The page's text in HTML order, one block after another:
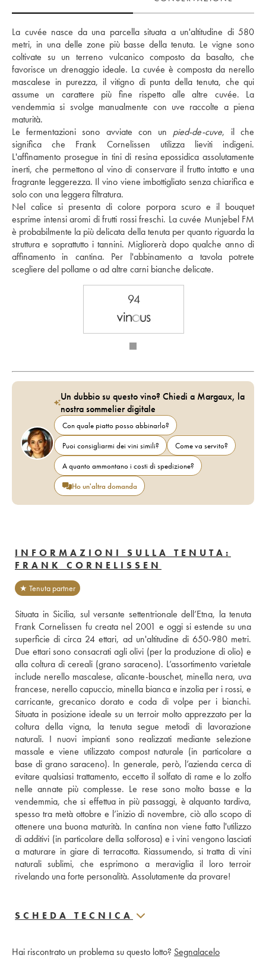
La cuvée nasce da una parcella situata a un'altitudine di 580
metri, in una delle zone più basse della tenuta. Le vigne sono
coltivate su un terreno vulcanico composto da basalto, che
favorisce un drenaggio ideale. La cuvée è composta da nerello
mascalese in purezza, il vitigno di punta della tenuta, che qui
assume un carattere più fine rispetto alle altre cuvée. La
vendemmia si svolge manualmente con uve raccolte a piena
maturità.
Le fermentazioni sono avviate con un pied-de-cuve, il che
significa che Frank Cornelissen utilizza lieviti indigeni.
L'affinamento prosegue in tini di resina epossidica assolutamente
inerti, che permettono al vino di conservare il frutto intatto e una
fragrante leggerezza. Il vino viene imbottigliato senza chiarifica e
solo con una leggera filtratura.
Nel calice si presenta di colore porpora scuro e il bouquet
esprime intensi aromi di frutti rossi freschi. La cuvée Munjebel FM
è probabilmente la più delicata della tenuta per quanto riguarda la
struttura e soprattutto i tannini. Migliorerà dopo qualche anno di
affinamento in cantina. Per l'abbinamento a tavola potrete
scegliere del pollame o ad altre carni bianche delicate.
94
Un dubbio su questo vino? Chiedi a Margaux, la
nostra sommelier digitale
Con quale piatto posso abbinarlo?
Puoi consigliarmi dei vini simili?
Come va servito?
A quanto ammontano i costi di spedizione?
Ho un'altra domanda
INFORMAZIONI SULLA TENUTA:
FRANK CORNELISSEN
★ Tenuta partner
Situata in Sicilia, sul versante settentrionale dell’Etna, la tenuta
Frank Cornelissen fu creata nel 2001 e oggi si estende su una
superficie di circa 24 ettari, ad un'altitudine di 650-980 metri.
Due ettari sono consacrati agli olivi (per la produzione di olio) e
alla coltura di cereali (grano saraceno). L’assortimento varietale
include nerello mascalese, alicante-bouschet, minella nera, uva
francese, nerello capuccio, minella bianca e inzolia per i rossi, e
carricante, grecanico dorato e coda di volpe per i bianchi.
Situata in posizione ideale su un terroir molto apprezzato per la
coltura della vigna, la tenuta segue metodi di lavorazione
naturali. I nuovi impianti sono realizzati mediante selezione
massale e viene utilizzato compost naturale (in particolare a
base di grano saraceno). In generale, però, l’azienda cerca di
evitare qualsiasi trattamento, eccetto il solfato di rame e lo zolfo
nelle annate più complesse. Le rese sono molto basse e la
vendemmia, che si effettua in più passaggi, è alquanto tardiva,
spesso tra metà ottobre e l’inizio di novembre, ciò allo scopo di
ottenere una buona maturità. In cantina non viene fatto l'utilizzo
di additivi (in particolare della solforosa) e i vini vengono lasciati
a maturare in giare di terracotta. Riassumendo, si tratta di vini
naturali sublimi, che esprimono a meraviglia il loro terroir
rivelando una forte personalità. Assolutamente da provare!
SCHEDA TECNICA
Hai riscontrato un problema su questo lotto? Segnalacelo